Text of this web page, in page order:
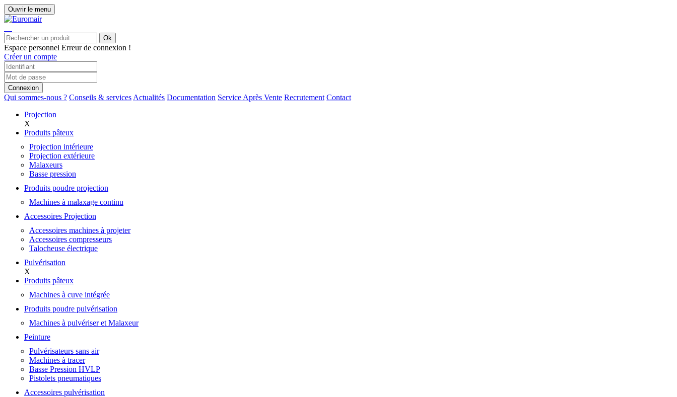
Ouvrir le menu
Ok
Espace personnel Erreur de connexion !
Créer un compte
Connexion
Qui sommes-nous ? Conseils & services Actualités Documentation Service Après Vente Recrutement Contact
Projection
X
Produits pâteux
Projection intérieure
Projection extérieure
Malaxeurs
Basse pression
Produits poudre projection
Machines à malaxage continu
Accessoires Projection
Accessoires machines à projeter
Accessoires compresseurs
Talocheuse électrique
Pulvérisation
X
Produits pâteux
Machines à cuve intégrée
Produits poudre pulvérisation
Machines à pulvériser et Malaxeur
Peinture
Pulvérisateurs sans air
Machines à tracer
Basse Pression HVLP
Pistolets pneumatiques
Accessoires pulvérisation